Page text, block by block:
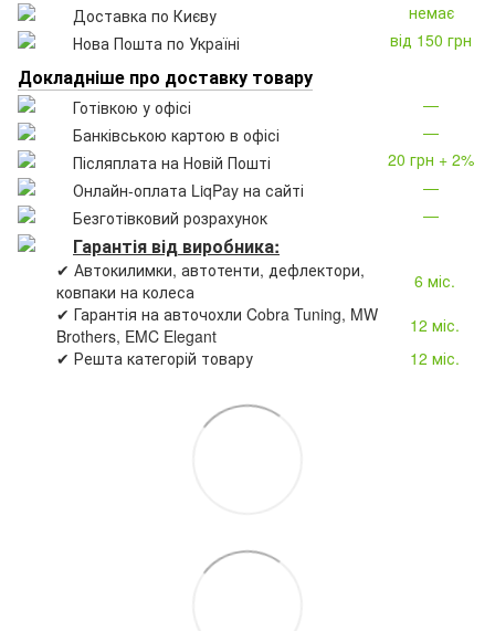
Доставка по Києву
немає
Нова Пошта по Україні
від 150 грн
Докладніше про доставку товару
Готівкою у офісі
—
Банківською картою в офісі
—
Післяплата на Новій Пошті
20 грн + 2%
Онлайн-оплата LiqPay на сайті
—
Безготівковий розрахунок
—
Гарантія від виробника:
✔ Автокилимки, автотенти, дефлектори,
ковпаки на колеса
6 міс.
✔ Гарантія на авточохли Cobra Tuning, MW
Brothers, EMC Elegant
12 міс.
✔ Решта категорій товару
12 міс.